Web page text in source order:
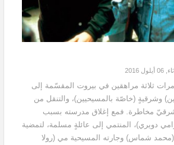
2016
ثلاثة مراهقين في بيروت المقسّمة إلى
وشرقيةٍ (خاصّة بالمسيحيين)، والتنقل من
مخاطرة. فمع إغلاق مدرسته بسبب
دويري)، المنتمي إلى عائلةٍ مسلمة، لتمضية
شماس) وجارته المسيحية مي (رولا